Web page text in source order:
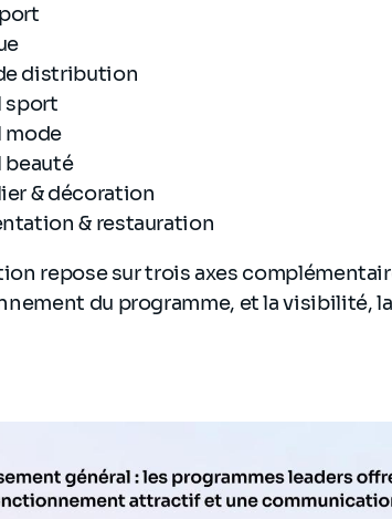
distribution
sport
mode
beauté
& décoration
& restauration
repose sur trois axes
du programme, et la visibilité,